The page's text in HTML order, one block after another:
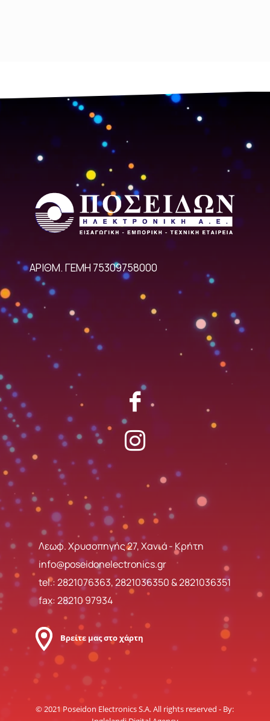
ΑΡΙΘΜ. ΓΕΜΗ 75309758000
Λεωφ. Χρυσοπηγής 27, Χανιά - Κρήτη
info@poseidonelectronics.gr
tel.:2821076363,2821036350&2821036351
fax: 28210 97934
Βρείτε μας στο χάρτη
© 2021 Poseidon Electronics S.A. All rights reserved - By: